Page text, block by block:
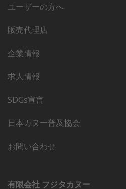
ユーザーの方へ
販売代理店
企業情報
求人情報
SDGs宣言
日本カヌー普及協会
お問い合わせ
有限会社 フジタカヌー